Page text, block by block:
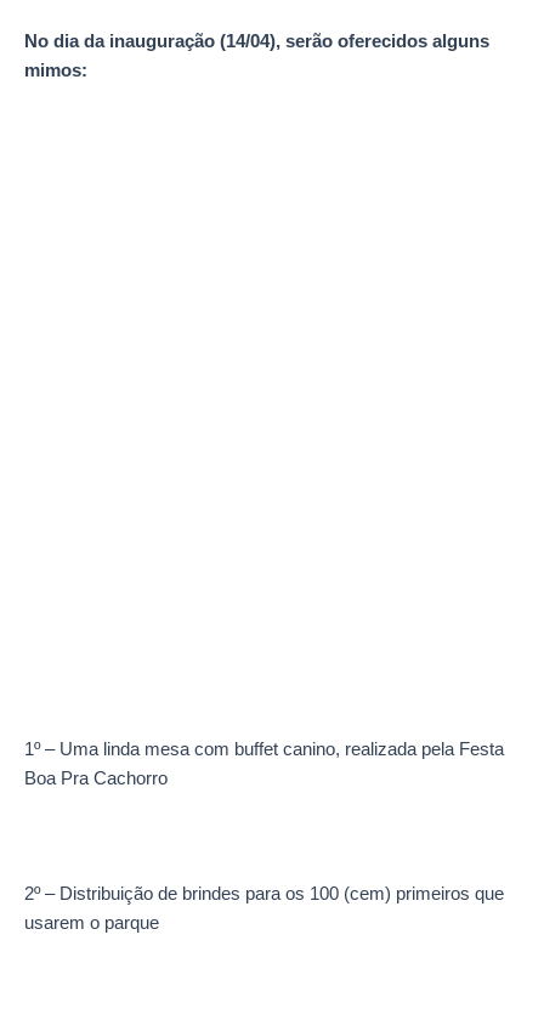
No dia da inauguração (14/04), serão oferecidos alguns
mimos:
1º – Uma linda mesa com buffet canino, realizada pela Festa
Boa Pra Cachorro
2º – Distribuição de brindes para os 100 (cem) primeiros que
usarem o parque